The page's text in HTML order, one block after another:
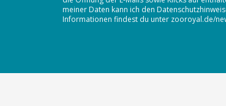
meiner Daten kann ich den
Informationen findest du unter zooroyal.de/